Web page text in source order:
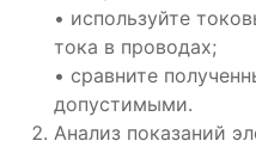
• используйте
тока в проводах;
• сравните
допустимыми.
Анализ показаний